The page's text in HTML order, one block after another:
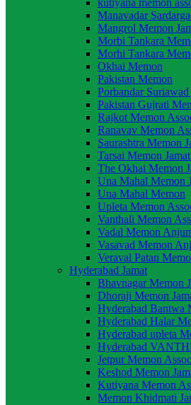
kutiyana memon
Manavadar
Mangrol Memon
Morbi Tankara
Morhi Tankara
Okhai Memon
Pakistan Memon
Porbandar
Pakistan Gujrati
Rajkot Memon
Ranavav Memon
Saurashtra Memon
Tarsai Memon
The Okhai Memon
Una Mahal Memon
Una Mahal Memon
Upleta Memon
Vanthali Memon
Vadal Memon
Vasavad Memon
Veraval Patan
Hyderabad Jamat
Bhavnagar Memon
Dhoraji Memon
Hyderabad Bantwa
Hyderabad Halar
Hyderabad upleta
Hyderabad
Jetpur Memon
Keshod Memon
Kutiyana Memon
Memon Khidmati